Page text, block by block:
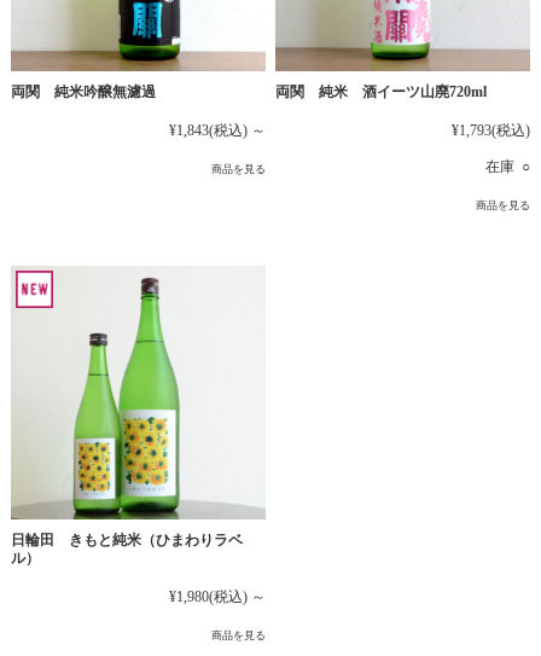
両関 純米吟醸無濾過
¥1,843(税込) ～
商品を見る
両関 純米 酒イーツ山廃720ml
¥1,793(税込)
在庫 ○
商品を見る
日輪田 きもと純米（ひまわりラベ
ル）
¥1,980(税込) ～
商品を見る